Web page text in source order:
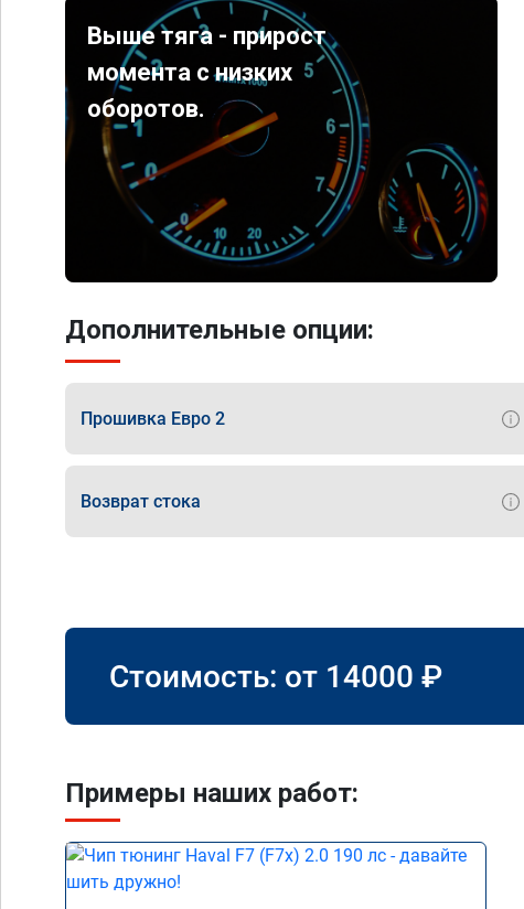
Выше тяга - прирост
момента с низких
оборотов.
Дополнительные опции:
Прошивка Евро 2
Возврат стока
Стоимость: от 14000 ₽
Примеры наших работ: